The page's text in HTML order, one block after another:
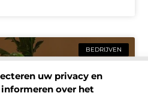
uw privacy en
over het
BEDRIJVEN